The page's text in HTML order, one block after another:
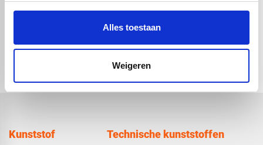
Alles toestaan
Weigeren
check_circleVanaf€ 750,-gratis bezorgd
2-5dagen levertijd
Kunststof Technische kunststoffen